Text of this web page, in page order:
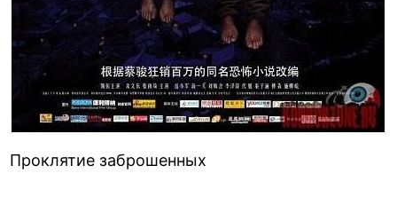
Проклятие заброшенных